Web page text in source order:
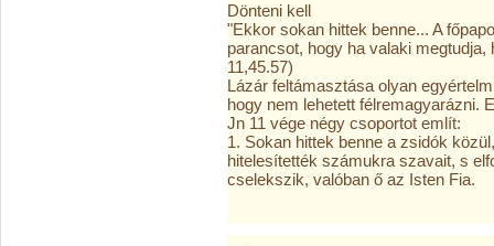
Dönteni kell
"Ekkor sokan hittek benne... A
parancsot, hogy ha valaki
11,45.57)
Lázár feltámasztása olyan
hogy nem lehetett félremagyarázni.
Jn 11 vége négy csoportot említ:
1. Sokan hittek benne a zsidók
hitelesítették számukra szavait, s
cselekszik, valóban ő az Isten Fia.